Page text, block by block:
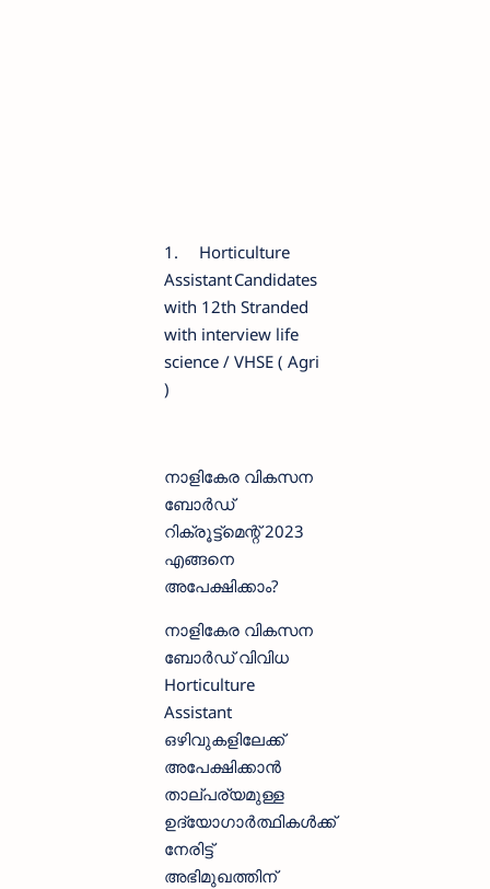
1.
Horticulture
AssistantCandidates
with 12th Stranded
with interview life
science / VHSE ( Agri
)
നാളികേര വികസന
ബോര്‍ഡ്
റിക്രൂട്ട്മെന്റ് 2023
എങ്ങനെ
അപേക്ഷിക്കാം?
നാളികേര വികസന
ബോര്‍ഡ് വിവിധ
Horticulture
Assistant
ഒഴിവുകളിലേക്ക്
അപേക്ഷിക്കാന്‍
താല്പര്യമുള്ള
ഉദ്യോഗാര്‍ത്ഥികള്‍ക്ക്
നേരിട്ട്
അഭിമുഖത്തിന്